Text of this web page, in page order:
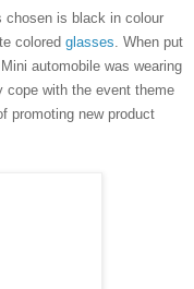
chosen is black in colour
colored glasses . When put
automobile was wearing
with the event theme
promoting new product